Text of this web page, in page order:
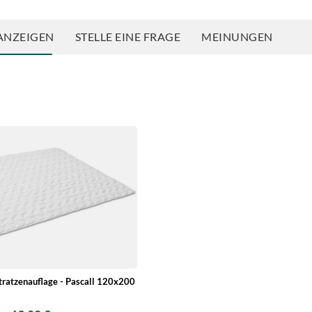
STELLE EINE FRAGE MEINUNGEN
- Pascall 120x200